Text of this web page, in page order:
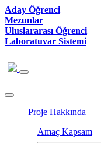
Aday Öğrenci
Mezunlar
Uluslararası Öğrenci
Laboratuvar Sistemi
Proje Hakkında
Amaç Kapsam